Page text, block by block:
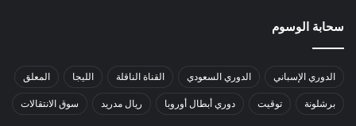
سحابة الوسوم
الدوري الإسباني الدوري السعودي القناة الناقلة الليجا المعلق
برشلونة توقيت دوري أبطال أوروبا ريال مدريد سوق الانتقالات